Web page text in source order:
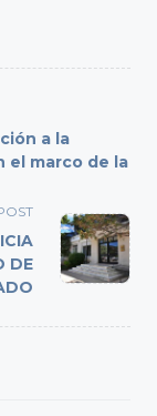
a la
el marco de la
DE